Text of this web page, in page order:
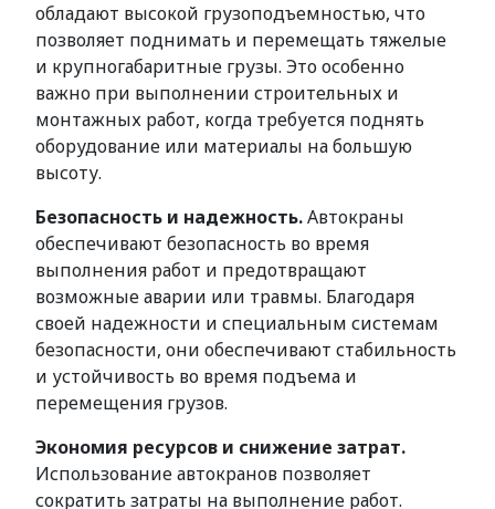
обладают высокой грузоподъемностью, что
позволяет поднимать и перемещать тяжелые
и крупногабаритные грузы. Это особенно
важно при выполнении строительных и
монтажных работ, когда требуется поднять
оборудование или материалы на большую
высоту.
Безопасность и надежность.Автокраны
обеспечивают безопасность во время
выполнения работ и предотвращают
возможные аварии или травмы. Благодаря
своей надежности и специальным системам
безопасности, они обеспечивают стабильность
и устойчивость во время подъема и
перемещения грузов.
Экономия ресурсов и снижение затрат.
Использование автокранов позволяет
сократить затраты на выполнение работ.